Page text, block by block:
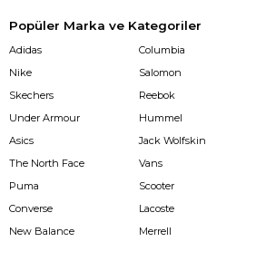
Popüler Marka ve Kategoriler
Adidas
Nike
Skechers
Under Armour
Asics
The North Face
Puma
Converse
New Balance
Columbia
Salomon
Reebok
Hummel
Jack Wolfskin
Vans
Scooter
Lacoste
Merrell